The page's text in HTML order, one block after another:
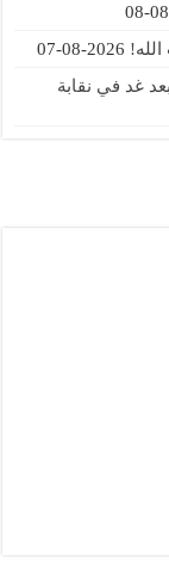
2026-08-07
غد في نقابة